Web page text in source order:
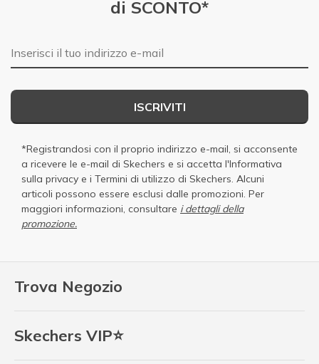
Trova Negozio
Skechers VIP⭐
di SCONTO*
E-mail
ISCRIVITI
*Registrandosi con il proprio indirizzo e-mail, si acconsente
a ricevere le e-mail di Skechers e si accetta l'Informativa
sulla privacy e i Termini di utilizzo di Skechers . Alcuni
articoli possono essere esclusi dalle promozioni. Per
maggiori informazioni, consultare i dettagli della
promozione.